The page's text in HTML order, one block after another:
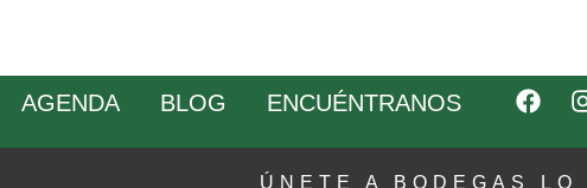
AGENDA BLOG ENCUÉNTRANOS
ÚNETE A BODEGAS LO